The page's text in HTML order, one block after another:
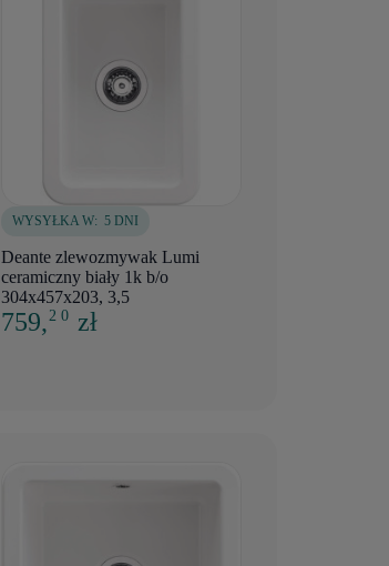
WYSYŁKA W: 5 DNI
Deante zlewozmywak Lumi
ceramiczny biały 1k b/o
304x457x203, 3,5
759,2 0 zł